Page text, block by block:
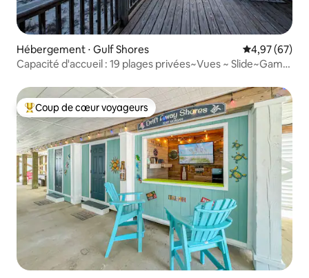
Hébergement ⋅ Gulf Shores Évaluation
4,97 (67)
Capacité d'accueil : 19 plages privées~Vues ~ Slide~Game
Coups de cœur voyageurs les plus appréciés
Coup de cœur voyageurs